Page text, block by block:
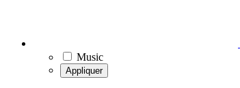
Music
Appliquer